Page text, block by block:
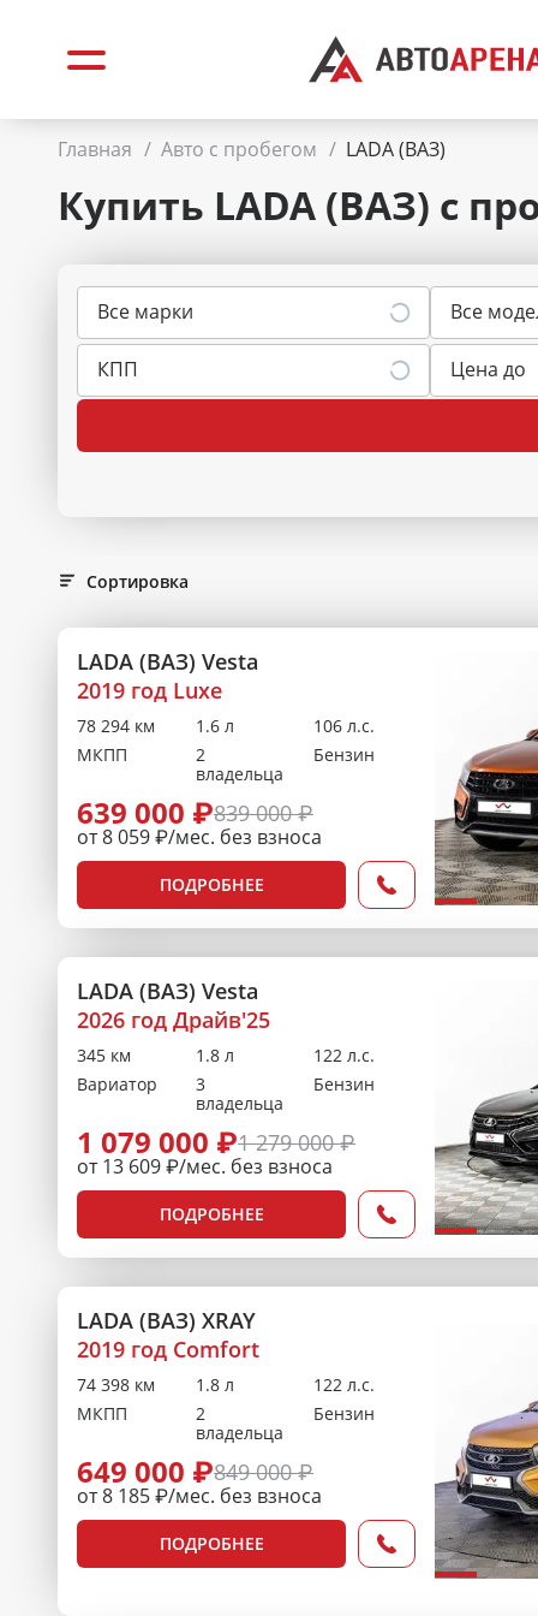
Главная / Авто с пробегом / LADA (ВАЗ)
Купить LADA (ВАЗ) с
Все марки Все
КПП Цена до
Сортировка
LADA (ВАЗ) Vesta
2019 год Luxe
78 294 км 1.6 л
106 л.с.
МКПП
2
владельца
Бензин
639 000 ₽839 000 ₽
от 8 059 ₽/мес. без взноса
ПОДРОБНЕЕ
LADA (ВАЗ) Vesta
2026 год Драйв'25
345 км 1.8 л
122 л.с.
Вариатор
3
владельца
Бензин
1 079 000 ₽1 279 000 ₽
от 13 609 ₽/мес. без взноса
ПОДРОБНЕЕ
LADA (ВАЗ) XRAY
2019 год Comfort
74 398 км 1.8 л
122 л.с.
МКПП
2
владельца
Бензин
649 000 ₽849 000 ₽
от 8 185 ₽/мес. без взноса
ПОДРОБНЕЕ